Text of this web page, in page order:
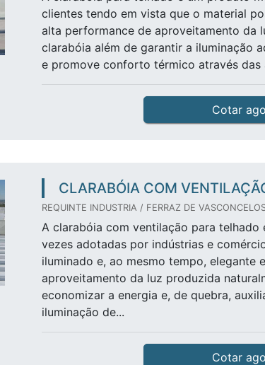
clientes tendo em vista que o material
alta performance de aproveitamento da
clarabóia além de garantir a iluminação
e promove conforto térmico através das
Cotar
CLARABÓIA COM
REQUINTE INDUSTRIA / FERRAZ DE
A clarabóia com ventilação para telhado
vezes adotadas por indústrias e
iluminado e, ao mesmo tempo, elegante
aproveitamento da luz produzida
economizar a energia e, de quebra,
iluminação de...
Cotar